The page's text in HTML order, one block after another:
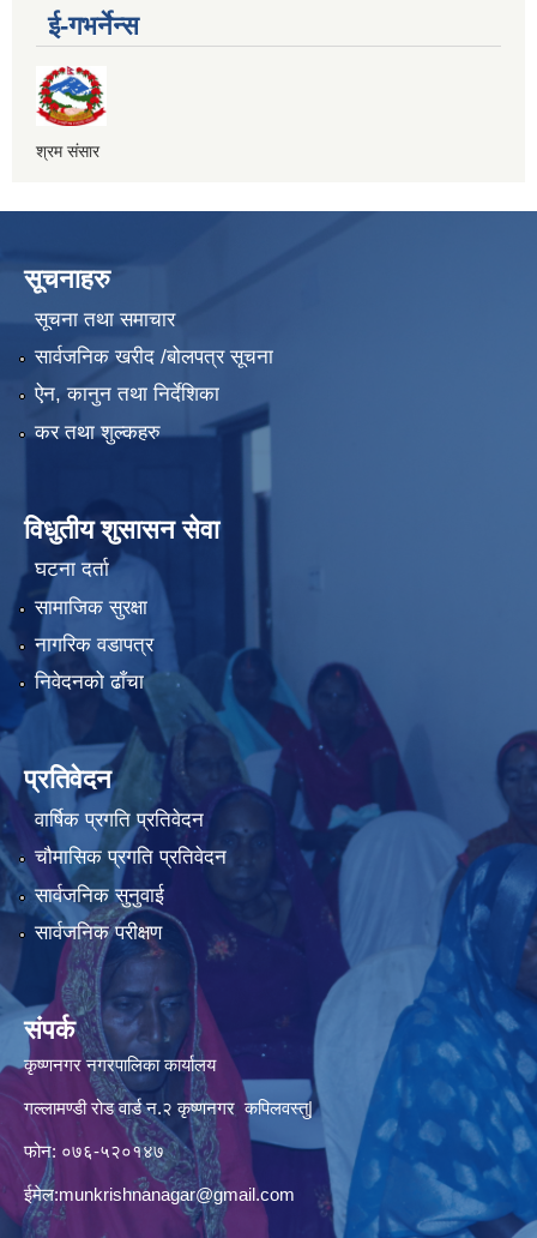
ई-गभर्नेन्स
श्रम संसार
सूचनाहरु
सूचना तथा समाचार
सार्वजनिक खरीद /बोलपत्र सूचना
ऐन, कानुन तथा निर्देशिका
कर तथा शुल्कहरु
विधुतीय शुसासन सेवा
घटना दर्ता
सामाजिक सुरक्षा
नागरिक वडापत्र
निवेदनको ढाँचा
प्रतिवेदन
वार्षिक प्रगति प्रतिवेदन
चौमासिक प्रगति प्रतिवेदन
सार्वजनिक सुनुवाई
सार्वजनिक परीक्षण
संपर्क
कृष्णनगर नगरपालिका कार्यालय
गल्लामण्डी रोड वार्ड न.२ कृष्णनगर कपिलवस्तु|
फोन: ०७६-५२०१४७
ईमेल:munkrishnanagar@gmail.com